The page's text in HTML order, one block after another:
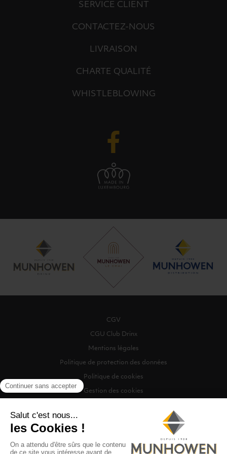
SERVICE CLIENT
CONTACTEZ-NOUS
LIVRAISON
CHARTE QUALITÉ
WHISTLEBLOWING
CGV
CGU Club Drinx
Mentions légales
Politique de protection des données
Politique de cookies
Gestion des cookies
©2026 Munhowen Drinx / Tous droits réservés
Digitalised by